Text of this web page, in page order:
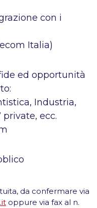
con i
Italia)
ed opportunità
:
Industria,
private, ecc.
da confermare via
oppure via fax al n.